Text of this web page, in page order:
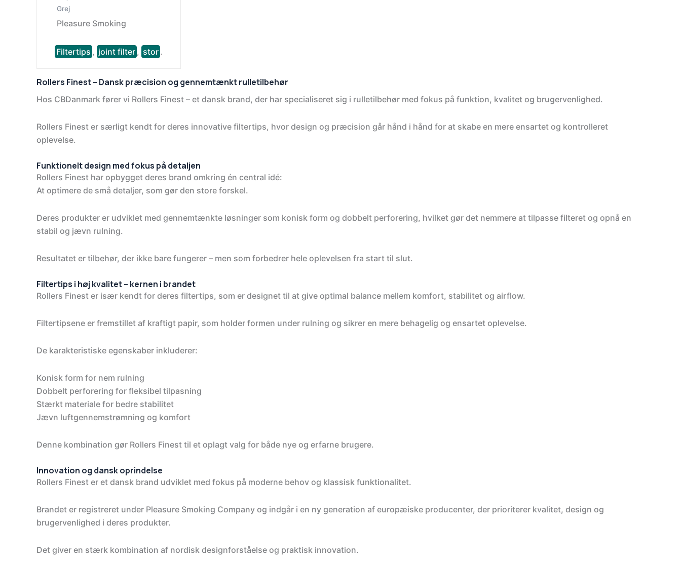
Grej
Pleasure Smoking
Filtertips , joint filter , stor .
Rollers Finest – Dansk præcision og gennemtænkt rulletilbehør
Hos CBDanmark fører vi Rollers Finest – et dansk brand, der har specialiseret sig i rulletilbehør med fokus på funktion, kvalitet og brugervenlighed.
Rollers Finest er særligt kendt for deres innovative filtertips, hvor design og præcision går hånd i hånd for at skabe en mere ensartet og kontrolleret
oplevelse.
Funktionelt design med fokus på detaljen
Rollers Finest har opbygget deres brand omkring én central idé:
At optimere de små detaljer, som gør den store forskel.
Deres produkter er udviklet med gennemtænkte løsninger som konisk form og dobbelt perforering, hvilket gør det nemmere at tilpasse filteret og opnå en
stabil og jævn rulning.
Resultatet er tilbehør, der ikke bare fungerer – men som forbedrer hele oplevelsen fra start til slut.
Filtertips i høj kvalitet – kernen i brandet
Rollers Finest er især kendt for deres filtertips, som er designet til at give optimal balance mellem komfort, stabilitet og airflow.
Filtertipsene er fremstillet af kraftigt papir, som holder formen under rulning og sikrer en mere behagelig og ensartet oplevelse.
De karakteristiske egenskaber inkluderer:
Konisk form for nem rulning
Dobbelt perforering for fleksibel tilpasning
Stærkt materiale for bedre stabilitet
Jævn luftgennemstrømning og komfort
Denne kombination gør Rollers Finest til et oplagt valg for både nye og erfarne brugere.
Innovation og dansk oprindelse
Rollers Finest er et dansk brand udviklet med fokus på moderne behov og klassisk funktionalitet.
Brandet er registreret under Pleasure Smoking Company og indgår i en ny generation af europæiske producenter, der prioriterer kvalitet, design og
brugervenlighed i deres produkter.
Det giver en stærk kombination af nordisk designforståelse og praktisk innovation.
Er du ny her?
Fyld din kurv med naturlige produkter, og